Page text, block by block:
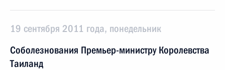
19 сентября 2011 года, понедельник
Соболезнования Премьер-министру Королевства
Таиланд